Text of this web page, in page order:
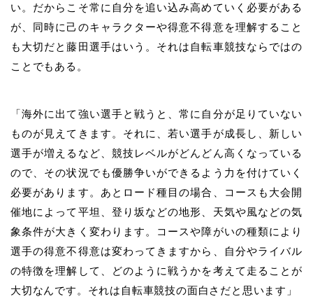
い。だからこそ常に自分を追い込み高めていく必要がある
が、同時に己のキャラクターや得意不得意を理解すること
も大切だと藤田選手はいう。それは自転車競技ならではの
ことでもある。
「海外に出て強い選手と戦うと、常に自分が足りていない
ものが見えてきます。それに、若い選手が成長し、新しい
選手が増えるなど、競技レベルがどんどん高くなっている
ので、その状況でも優勝争いができるよう力を付けていく
必要があります。あとロード種目の場合、コースも大会開
催地によって平坦、登り坂などの地形、天気や風などの気
象条件が大きく変わります。コースや障がいの種類により
選手の得意不得意は変わってきますから、自分やライバル
の特徴を理解して、どのように戦うかを考えて走ることが
大切なんです。それは自転車競技の面白さだと思います」